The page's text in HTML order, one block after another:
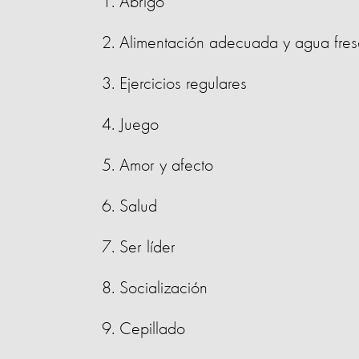
Alimentación adecuada y agua
Ejercicios regulares
Juego
Amor y afecto
Salud
Ser líder
Socialización
Cepillado